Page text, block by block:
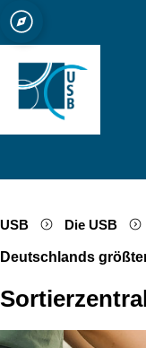
Köln
Open quicklink menu
USB Die USB
Deutschlands